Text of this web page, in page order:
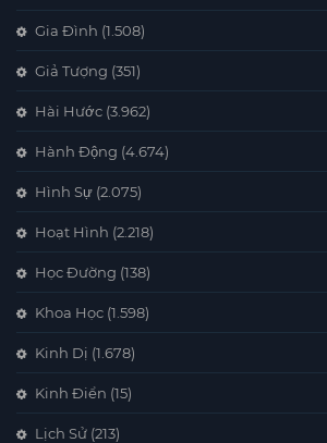
Gia Đình (1.508)
Giả Tượng (351)
Hài Hước (3.962)
Hành Động (4.674)
Hình Sự (2.075)
Hoạt Hình (2.218)
Học Đường (138)
Khoa Học (1.598)
Kinh Dị (1.678)
Kinh Điển (15)
Lịch Sử (213)